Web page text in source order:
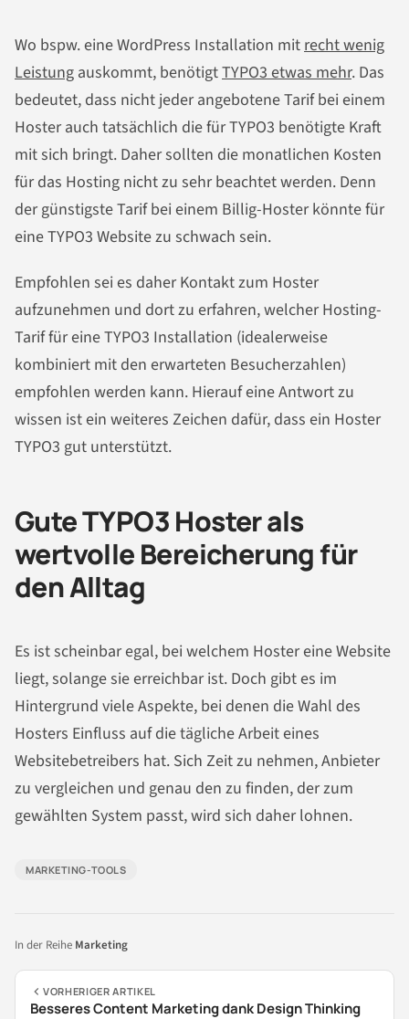
Wo bspw. eine WordPress Installation mitrecht wenig
Leistung auskommt, benötigtTYPO3 etwas mehr. Das
bedeutet, dass nicht jeder angebotene Tarif bei einem
Hoster auch tatsächlich die für TYPO3 benötigte Kraft
mit sich bringt. Daher sollten die monatlichen Kosten
für das Hosting nicht zu sehr beachtet werden. Denn
der günstigste Tarif bei einem Billig-Hoster könnte für
eine TYPO3 Website zu schwach sein.
Empfohlen sei es daher Kontakt zum Hoster
aufzunehmen und dort zu erfahren, welcher Hosting-
Tarif für eine TYPO3 Installation (idealerweise
kombiniert mit den erwarteten Besucherzahlen)
empfohlen werden kann. Hierauf eine Antwort zu
wissen ist ein weiteres Zeichen dafür, dass ein Hoster
TYPO3 gut unterstützt.
Gute TYPO3 Hoster als
wertvolle Bereicherung für
den Alltag
Es ist scheinbar egal, bei welchem Hoster eine Website
liegt, solange sie erreichbar ist. Doch gibt es im
Hintergrund viele Aspekte, bei denen die Wahl des
Hosters Einfluss auf die tägliche Arbeit eines
Websitebetreibers hat. Sich Zeit zu nehmen, Anbieter
zu vergleichen und genau den zu finden, der zum
gewählten System passt, wird sich daher lohnen.
MARKETING-TOOLS
In der Reihe Marketing
VORHERIGER ARTIKEL
Besseres Content Marketing dank Design Thinking